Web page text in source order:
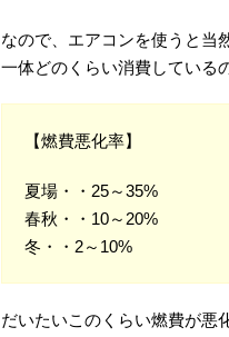
なので、エアコンを使うと当
一体どのくらい消費している
【燃費悪化率】
夏場・・25～35%
春秋・・10～20%
冬・・2～10%
だいたいこのくらい燃費が悪